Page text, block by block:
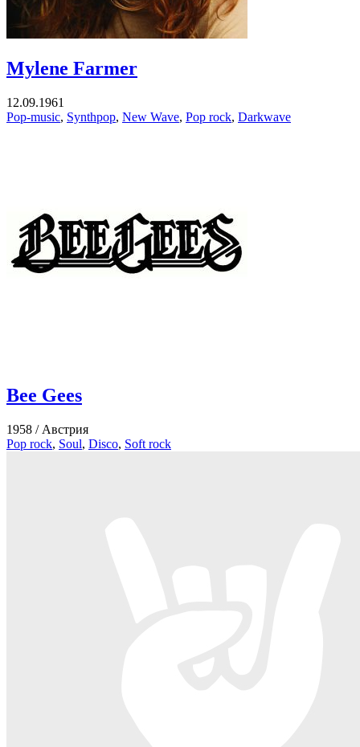
Mylene Farmer
12.09.1961
Pop-music, Synthpop, New Wave, Pop rock, Darkwave
Bee Gees
1958 / Австрия
Pop rock, Soul, Disco, Soft rock